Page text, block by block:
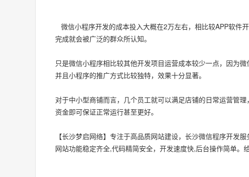
微信小程序开发的成本投入大概在2万左右，相比较APP软件
完成就会被广泛的群众所认知。
只是微信小程序相比较其他开发项目运营成本较少一点，因为
并且小程序的推广方式比较独特，效果十分显著。
对于中小型商铺而言，几个员工就可以满足店铺的日常运营管
资金即可保证正常运行甚至更好。
【长沙梦启网络】专注于高品质网站建设，长沙微信程序开发
网站功能稳定齐全,代码精简安全，开发速度快,后台操作简单